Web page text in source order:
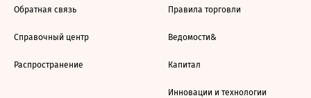
Обратная связь
Справочный центр
Распространение
Правила торговли
Ведомости&
Капитал
Инновации и технологии